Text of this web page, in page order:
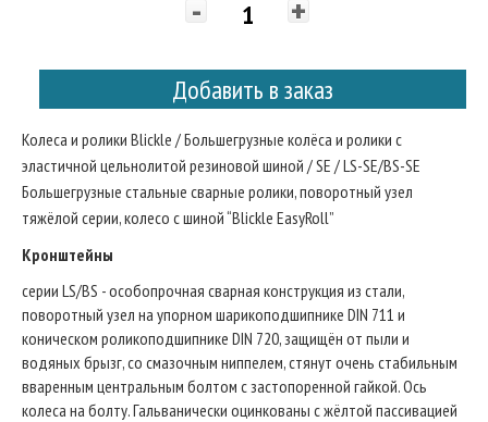
- +
Добавить в заказ
Колеса и ролики Blickle / Большегрузные колёса и ролики с
эластичной цельнолитой резиновой шиной / SE / LS-SE/BS-SE
Большегрузные стальные сварные ролики, поворотный узел
тяжёлой серии, колесо с шиной “Blickle EasyRoll”
Кронштейны
серии LS/BS - особопрочная сварная конструкция из стали,
поворотный узел на упорном шарикоподшипнике DIN 711 и
коническом роликоподшипнике DIN 720, защищён от пыли и
водяных брызг, со смазочным ниппелем, стянут очень стабильным
вваренным центральным болтом с застопоренной гайкой. Ось
колеса на болту. Гальванически оцинкованы с жёлтой пассивацией